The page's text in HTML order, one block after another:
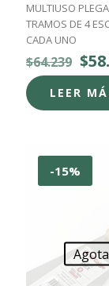
MULTIUSO
TRAMOS DE 4
CADA UNO
$64.239 El
$
LEER
-15%